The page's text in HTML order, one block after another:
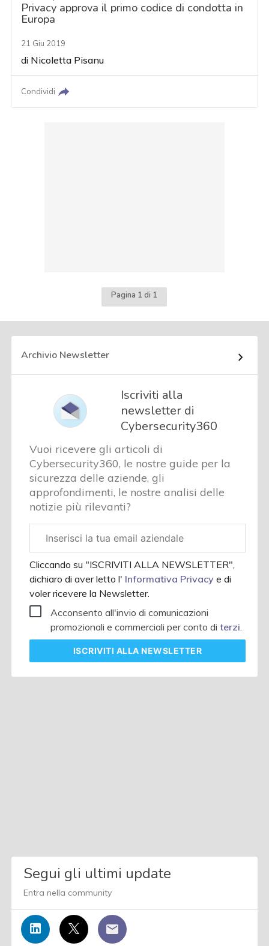
Privacy approva il primo codice di condotta in
Europa
21 Giu 2019
di Nicoletta Pisanu
Condividi
Pagina 1 di 1
Archivio Newsletter
Iscriviti alla
newsletter di
Cybersecurity360
Vuoi ricevere gli articoli di
Cybersecurity360, le nostre guide per la
sicurezza delle aziende, gli
approfondimenti, le nostre analisi delle
notizie più rilevanti?
aziendale
Cliccando su "ISCRIVITI ALLA NEWSLETTER",
dichiaro di aver letto l' Informativa Privacye di
voler ricevere la Newsletter.
Acconsento all'invio di comunicazioni
promozionali e commerciali per conto diterzi
ISCRIVITI ALLA NEWSLETTER
Segui gli ultimi update
Entra nella community